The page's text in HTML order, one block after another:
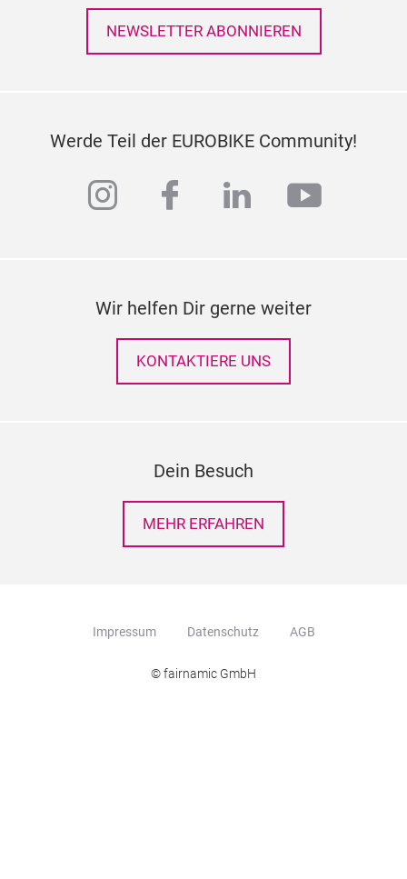
NEWSLETTER ABONNIEREN
Werde Teil der EUROBIKE Community!
instagram
facebook
linkedin
Wir helfen Dir gerne weiter
KONTAKTIERE UNS
Dein Besuch
MEHR ERFAHREN
Impressum Datenschutz AGB
© fairnamic GmbH